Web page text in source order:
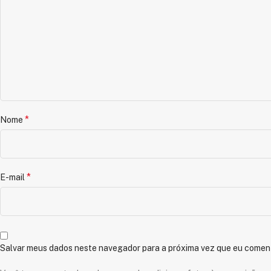
Nome *
E-mail *
Salvar meus dados neste navegador para a próxima vez que eu